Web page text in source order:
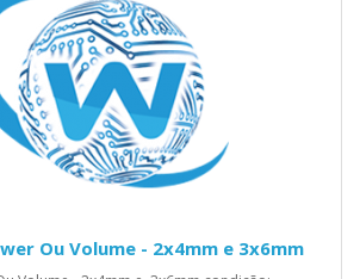
Ou Volume - 2x4mm e 3x6mm